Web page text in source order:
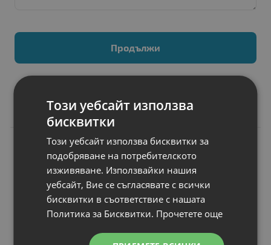
Продължи
Свързани продукти
N
Asus U Series
U52JC
Капацитет: 4400 mAh
Клетки : 6
Волтаж: 10.80 V
Тип на батерията: Li-Ion
Този уебсайт използва
бисквитки
Този уебсайт използва бисквитки за
подобряване на потребителското
изживяване. Използвайки нашия
уебсайт, Вие се съгласявате с всички
бисквитки в съответствие с нашата
Политика за Бисквитки. Прочетете още